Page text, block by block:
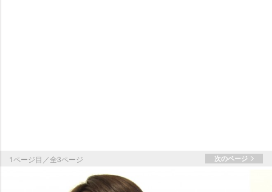
1ページ目／全3ページ 次のページ